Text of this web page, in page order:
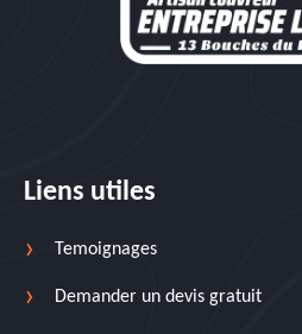
Liens utiles
Temoignages
Demander un devis gratuit